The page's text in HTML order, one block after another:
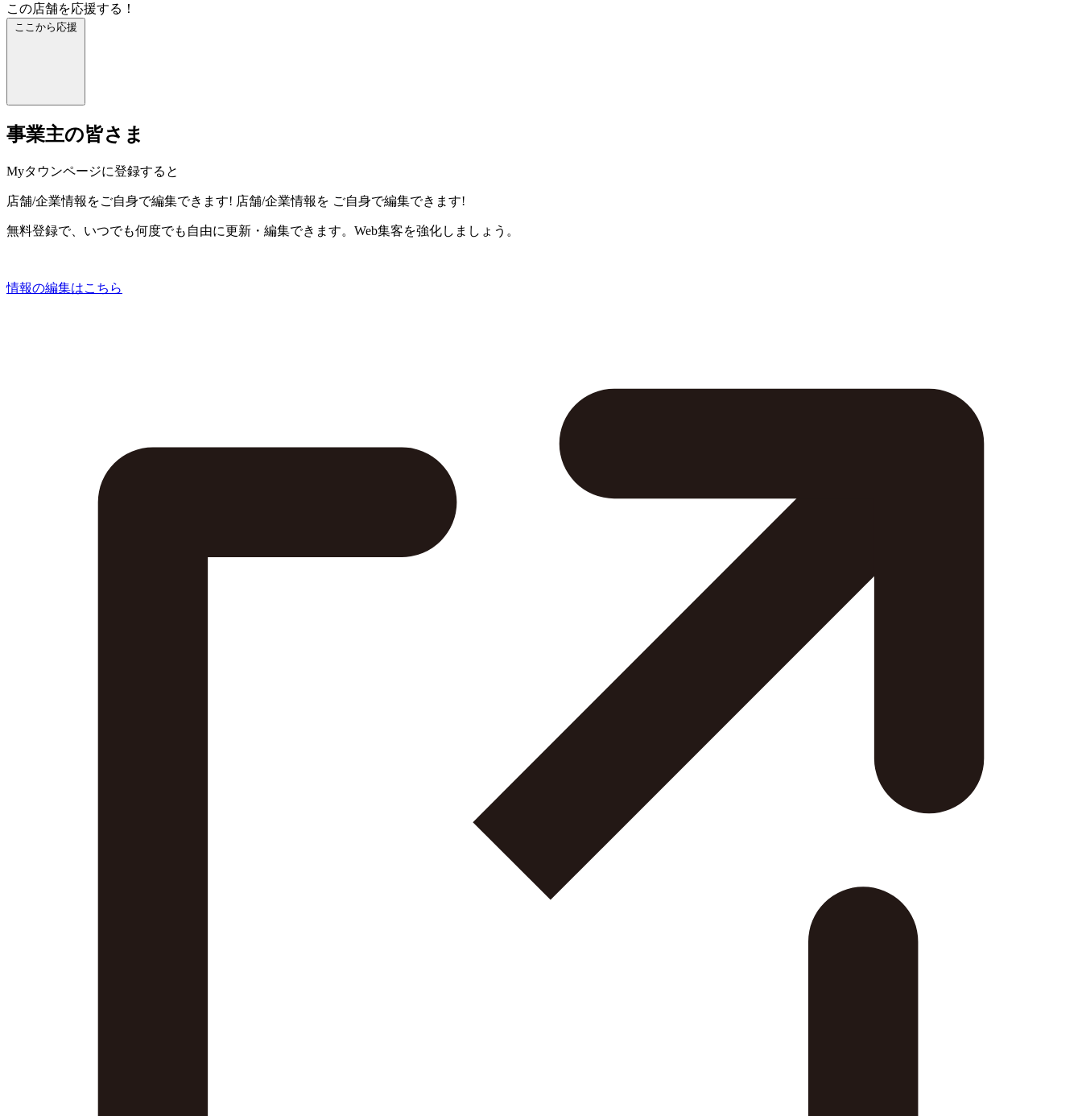
この店舗を応援する！
ここから応援
事業主の皆さま
Myタウンページに登録すると
店舗/企業情報をご自身で編集できます! 店舗/企業情報を ご自身で編集できます!
無料登録で、いつでも何度でも自由に更新・編集できます。Web集客を強化しましょう。
情報の編集はこちら